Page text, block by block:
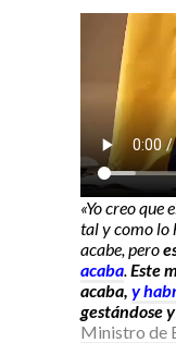
«Yo creo que
tal y como lo
acabe, pero
acaba.Este
acaba, y
gestándose
Ministro de